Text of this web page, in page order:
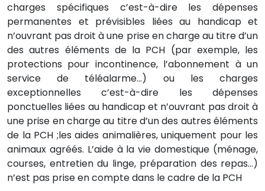
charges spécifiques c’est-à-dire les dépenses
permanentes et prévisibles liées au handicap et
n’ouvrant pas droit à une prise en charge au titre d’un
des autres éléments de la PCH (par exemple, les
protections pour incontinence, l’abonnement à un
service de téléalarme…) ou les charges
exceptionnelles c’est-à-dire les dépenses
ponctuelles liées au handicap et n’ouvrant pas droit à
une prise en charge au titre d’un des autres éléments
de la PCH ;les aides animalières, uniquement pour les
animaux agréés. L’aide à la vie domestique (ménage,
courses, entretien du linge, préparation des repas…)
n’est pas prise en compte dans le cadre de la PCH